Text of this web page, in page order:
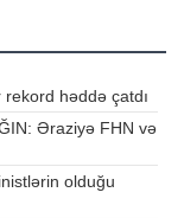
həddə çatdı
Əraziyə FHN və
olduğu